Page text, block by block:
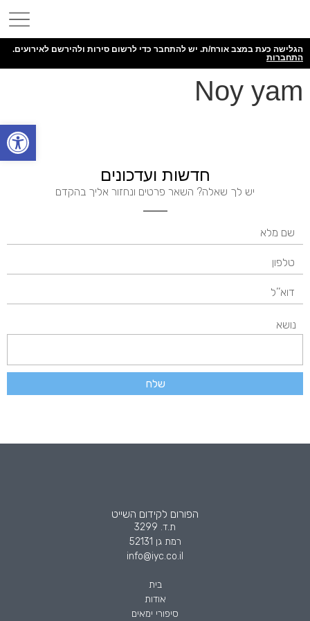
הגלישה כעת במצב אורח/ת. יש להתחבר כדי לרשום סירות ולהירשם לאירועים.
התחברות
Noy yam
חדשות ועדכונים
יש לך שאלה? השאר פרטים ונחזור אליך בהקדם
נושא
שלח
הפורום לקידום השייט
ת.ד. 3299
רמת גן 52131
info@iyc.co.il
בית
אודות
סיפורי ימאים